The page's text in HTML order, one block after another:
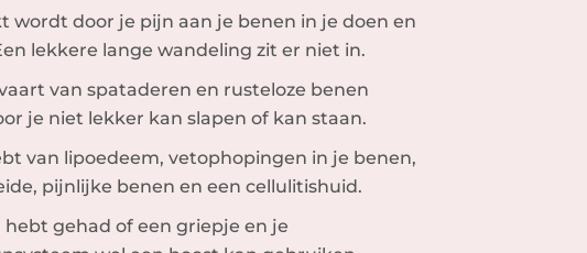
wordt door je pijn aan je benen in je doen en
lekkere lange wandeling zit er niet in.
van spataderen en rusteloze benen
je niet lekker kan slapen of kan staan.
van lipoedeem, vetophopingen in je benen,
pijnlijke benen en een cellulitishuid.
hebt gehad of een griepje en je